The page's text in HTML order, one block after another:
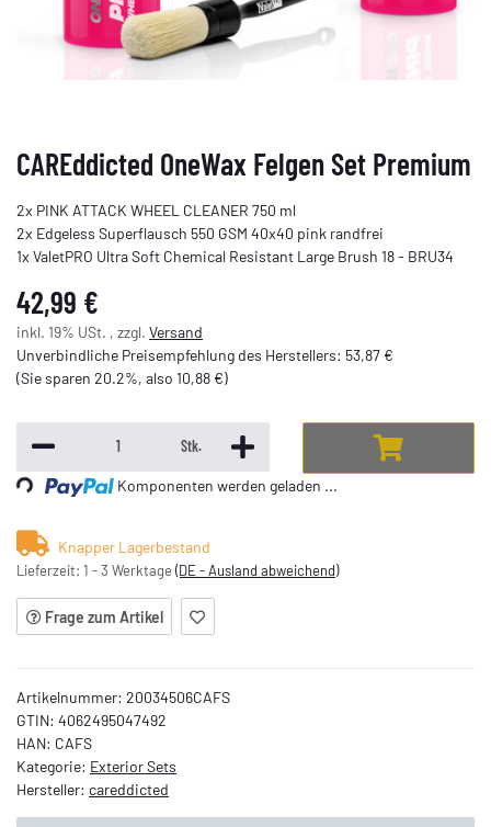
CAREddicted OneWax Felgen Set Premium
2x PINK ATTACK WHEEL CLEANER 750 ml
2x Edgeless Superflausch 550 GSM 40x40 pink randfrei
1x ValetPRO Ultra Soft Chemical Resistant Large Brush 18 - BRU34
42,99 €
inkl. 19% USt. , zzgl. Versand
Unverbindliche Preisempfehlung des Herstellers: 53,87 €
(Sie sparen 20.2%, also 10,88 €)
Stk.
Loading... Komponenten werden geladen ...
Knapper Lagerbestand
Lieferzeit: 1 - 3 Werktage (DE - Ausland abweichend)
Frage zum Artikel
Artikelnummer: 20034506CAFS
GTIN: 4062495047492
HAN: CAFS
Kategorie: Exterior Sets
Hersteller: careddicted